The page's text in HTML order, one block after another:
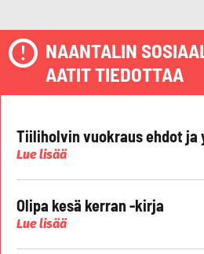
NAANTALIN
AATIT TIEDOTTAA
Tiiliholvin vuokraus ehdot ja
Lue lisää
Olipa kesä kerran -kirja
Lue lisää